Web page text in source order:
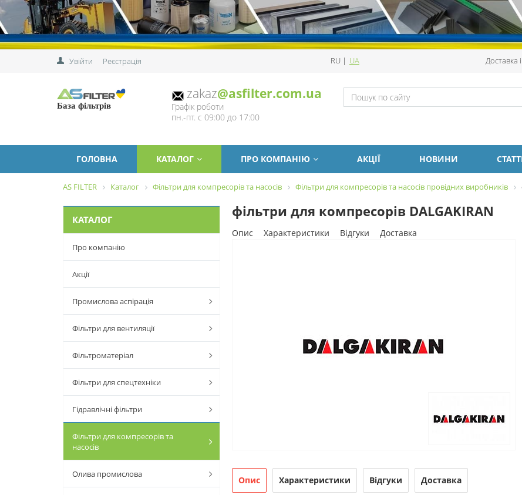
Увійти Реєстрація RU | UA Доставка
База фільтрів
zakaz@asfilter.com.ua
Графік роботи
пн.-пт. с 09:00 до 17:00
ГОЛОВНА КАТАЛОГ ПРО КОМПАНІЮ АКЦІЇ НОВИНИ
AS FILTER Каталог Фільтри для компресорів та насосів Фільтри для компресорів та насосів провідних виробників
КАТАЛОГ
Про компанію
Акції
Промислова аспірація
Фільтри для вентиляції
Фільтроматеріал
Фільтри для спецтехніки
Гідравлічні фільтри
Фільтри для компресорів та
насосів
Олива промислова
фільтри для компресорів DALGAKIRAN
Опис Характеристики Відгуки
Доставка
Опис Характеристики Відгуки Доставка